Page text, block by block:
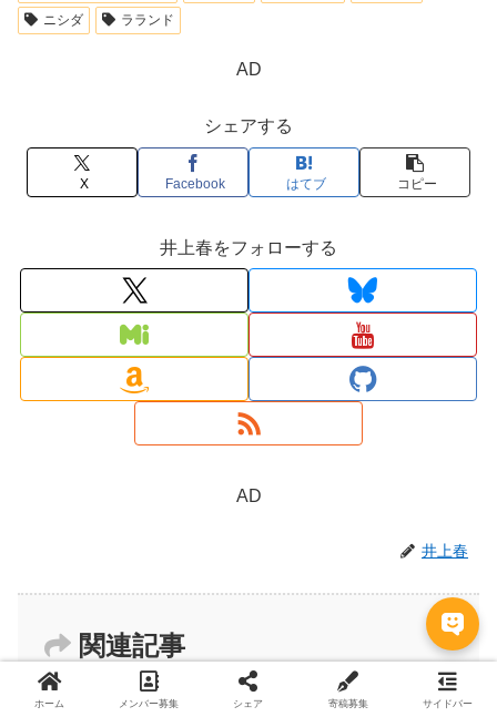
ニシダ
ラランド
AD
シェアする
X Facebook はてブ コピー
井上春をフォローする
AD
井上春
関連記事
ホーム メンバー募集 シェア 寄稿募集 サイドバー